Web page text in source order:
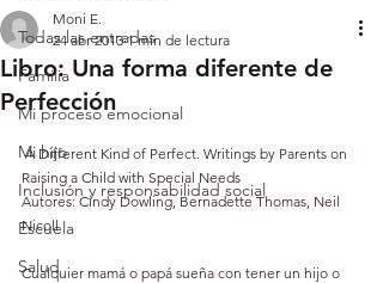
Todas las entradas
Familia
Mi proceso emocional
Mi hijo
Inclusión y responsabilidad social
Escuela
Salud
Libro: Una forma diferente de
Perfección
Moni E.
24 abr 2013 1 min de lectura
A Different Kind of Perfect. Writings by Parents on
Raising a Child with Special Needs
Autores: Cindy Dowling, Bernadette Thomas, Neil
Nicoll
Cualquier mamá o papá sueña con tener un hijo o